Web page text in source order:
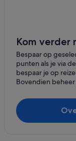
Flats in Breukelen
Particuliere
B&B in
Aparthotels in
Villa's in
Woonboten in
Kom verder
Bespaar op
punten als je via
bespaar je op
Bovendien